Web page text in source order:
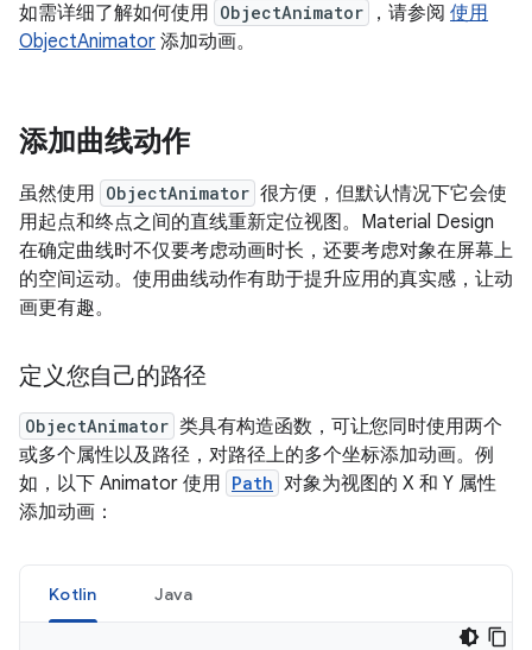
如需详细了解如何使用 ObjectAnimator ，请参阅 使用
ObjectAnimator 添加动画。
添加曲线动作
虽然使用 ObjectAnimator 很方便，但默认情况下它会使
用起点和终点之间的直线重新定位视图。Material Design
在确定曲线时不仅要考虑动画时长，还要考虑对象在屏幕上
的空间运动。使用曲线动作有助于提升应用的真实感，让动
画更有趣。
定义您自己的路径
ObjectAnimator 类具有构造函数，可让您同时使用两个
或多个属性以及路径，对路径上的多个坐标添加动画。例
如，以下 Animator 使用 Path 对象为视图的 X 和 Y 属性
添加动画：
Kotlin Java